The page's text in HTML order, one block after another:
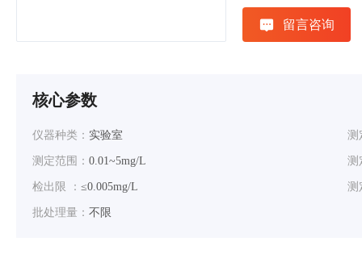
留言咨询
核心参数
仪器种类： 实验室 测
测定范围： 0.01~5mg/L 测
检出限 ： ≤0.005mg/L 测
批处理量： 不限